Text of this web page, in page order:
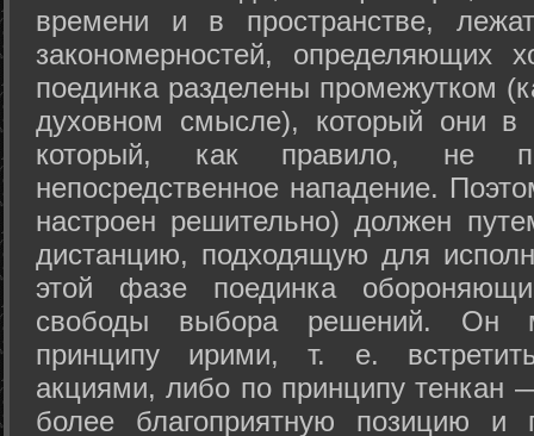
времени и в пространстве,
закономерностей, определяющих
поединка разделены промежутком
духовном смысле), который они в
который, как правило, не
непосредственное нападение.
настроен решительно) должен
дистанцию, подходящую для
этой фазе поединка
свободы выбора решений. Он
принципу ирими, т. е.
акциями, либо по принципу тенкан
более благоприятную позицию и